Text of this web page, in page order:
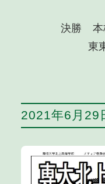
決勝
東
2021年6月29